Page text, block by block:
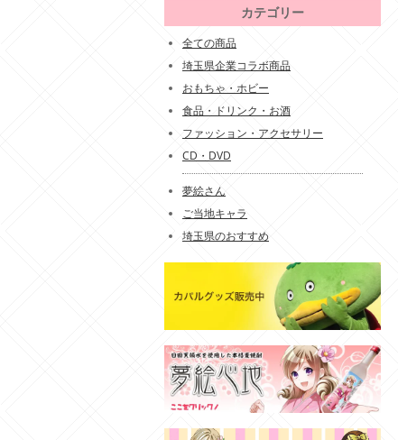
カテゴリー
全ての商品
埼玉県企業コラボ商品
おもちゃ・ホビー
食品・ドリンク・お酒
ファッション・アクセサリー
CD・DVD
夢絵さん
ご当地キャラ
埼玉県のおすすめ